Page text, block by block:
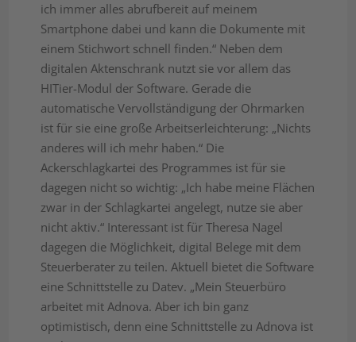
ich immer alles abrufbereit auf meinem
Smartphone dabei und kann die Dokumente mit
einem Stichwort schnell finden.“ Neben dem
digitalen Aktenschrank nutzt sie vor allem das
HITier-Modul der Software. Gerade die
automatische Vervollständigung der Ohrmarken
ist für sie eine große Arbeitserleichterung: „Nichts
anderes will ich mehr haben.“ Die
Ackerschlagkartei des Programmes ist für sie
dagegen nicht so wichtig: „Ich habe meine Flächen
zwar in der Schlagkartei angelegt, nutze sie aber
nicht aktiv.“ Interessant ist für Theresa Nagel
dagegen die Möglichkeit, digital Belege mit dem
Steuerberater zu teilen. Aktuell bietet die Software
eine Schnittstelle zu Datev. „Mein Steuerbüro
arbeitet mit Adnova. Aber ich bin ganz
optimistisch, denn eine Schnittstelle zu Adnova ist